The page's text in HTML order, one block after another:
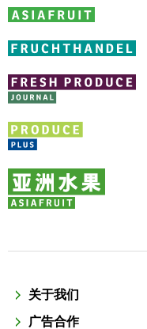
关于我们
广告合作